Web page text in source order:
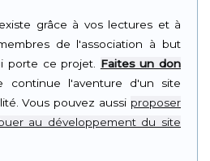
grâce à vos lectures et à
de l'association à but
porte ce projet. Faites un don
continue l'aventure d'un site
Vous pouvez aussi proposer
au développement du site